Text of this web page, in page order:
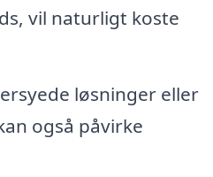
vil naturligt koste
løsninger eller
også påvirke